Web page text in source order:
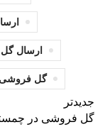
ارسال گل
گل فروشی
جدیدتر
گل فروشی در